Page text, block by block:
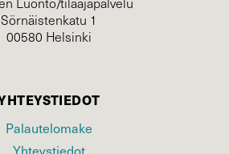
Sörnäistenkatu 1
00580 Helsinki
Palautelomake
Yhteystiedot